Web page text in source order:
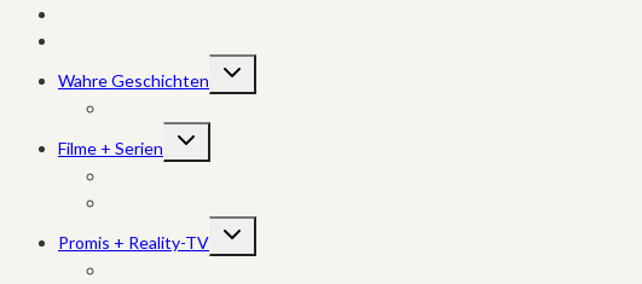
Wahre Geschichten
Untermenü
umschalten
Filme + Serien
Untermenü
umschalten
Promis + Reality-TV
Untermenü
umschalten